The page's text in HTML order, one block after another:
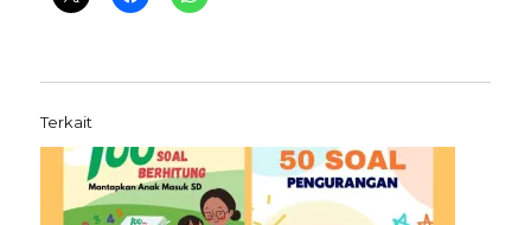
Terkait